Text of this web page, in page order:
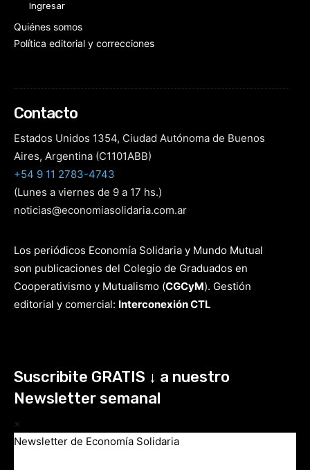
Ingresar
Quiénes somos
Política editorial y correcciones
Contacto
Estados Unidos 1354, Ciudad Autónoma de Buenos
Aires, Argentina (C1101ABB)
+54 9 11 2783-4743
(Lunes a viernes de 9 a 17 hs.)
noticias@economiasolidaria.com.ar
Los periódicos Economía Solidaria y Mundo Mutual
son publicaciones del Colegio de Graduados en
Cooperativismo y Mutualismo (CGCyM). Gestión
editorial y comercial: Interconexión CTL
Suscribite GRATIS ↓ a nuestro
Newsletter semanal
×
Newsletter de Economía Solidaria